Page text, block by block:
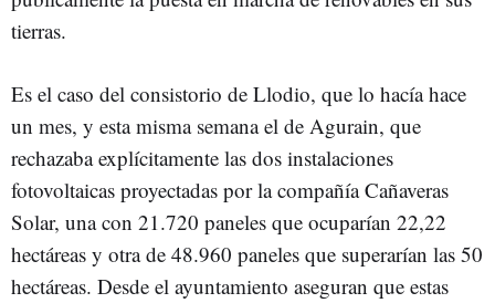
tierras.
Es el caso del consistorio de Llodio, que lo hacía hace
un mes, y esta misma semana el de Agurain, que
rechazaba explícitamente las dos instalaciones
fotovoltaicas proyectadas por la compañía Cañaveras
Solar, una con 21.720 paneles que ocuparían 22,22
hectáreas y otra de 48.960 paneles que superarían las 50
hectáreas. Desde el ayuntamiento aseguran que estas